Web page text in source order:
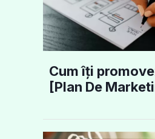
Cum îți
[Plan De